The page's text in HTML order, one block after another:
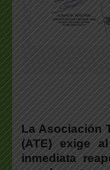
La Asociación
(ATE) exige
inmediata